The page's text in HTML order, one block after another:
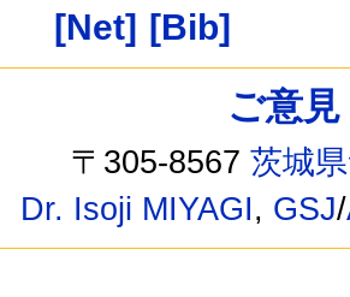
[Net] [Bib]
ご意
〒305-8567茨城
Dr. Isoji MIYAGI, GSJ/